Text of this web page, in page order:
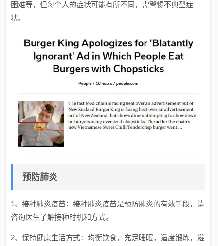
困难等，但每个人的症状可能有所不同，需警惕不典型症
状。
预防肺炎
1、接种肺炎疫苗：接种肺炎疫苗是预防肺炎的有效手段，请
咨询医生了解接种时机和方式。
2、保持健康生活方式：均衡饮食，充足睡眠，适度锻炼，避